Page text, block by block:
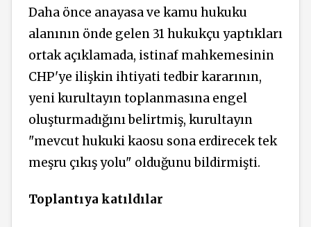
Daha önce anayasa ve kamu hukuku
alanının önde gelen 31 hukukçu yaptıkları
ortak açıklamada, istinaf mahkemesinin
CHP'ye ilişkin ihtiyati tedbir kararının,
yeni kurultayın toplanmasına engel
oluşturmadığını belirtmiş, kurultayın
"mevcut hukuki kaosu sona erdirecek tek
meşru çıkış yolu" olduğunu bildirmişti.
Toplantıya katıldılar